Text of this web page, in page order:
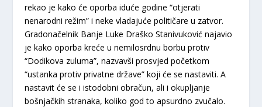
rekao je kako će oporba iduće godine “otjerati
nenarodni režim” i neke vladajuće političare u zatvor.
Gradonačelnik Banje Luke Draško Stanivuković najavio
je kako oporba kreće u nemilosrdnu borbu protiv
“Dodikova zuluma”, nazvavši prosvjed početkom
“ustanka protiv privatne države” koji će se nastaviti. A
nastavit će se i istodobni obračun, ali i okupljanje
bošnjačkih stranaka, koliko god to apsurdno zvučalo.